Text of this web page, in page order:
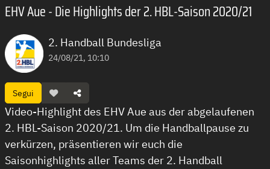
EHV Aue - Die Highlights der 2. HBL-Saison 2020/21
2. Handball Bundesliga
24/08/21, 10:10
Segui
Video-Highlight des EHV Aue aus der abgelaufenen
2. HBL-Saison 2020/21. Um die Handballpause zu
verkürzen, präsentieren wir euch die
Saisonhighlights aller Teams der 2. Handball